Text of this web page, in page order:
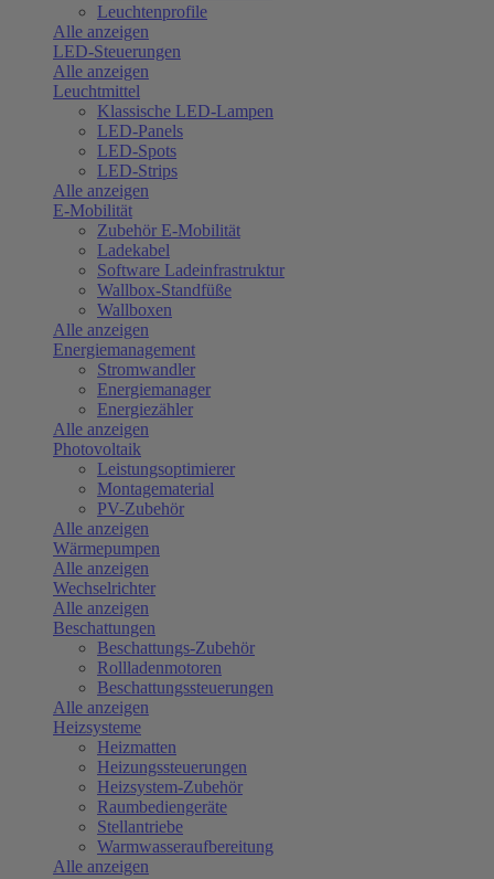
Leuchtenprofile
Alle anzeigen
LED-Steuerungen
Alle anzeigen
Leuchtmittel
Klassische LED-Lampen
LED-Panels
LED-Spots
LED-Strips
Alle anzeigen
E-Mobilität
Zubehör E-Mobilität
Ladekabel
Software Ladeinfrastruktur
Wallbox-Standfüße
Wallboxen
Alle anzeigen
Energiemanagement
Stromwandler
Energiemanager
Energiezähler
Alle anzeigen
Photovoltaik
Leistungsoptimierer
Montagematerial
PV-Zubehör
Alle anzeigen
Wärmepumpen
Alle anzeigen
Wechselrichter
Alle anzeigen
Beschattungen
Beschattungs-Zubehör
Rollladenmotoren
Beschattungssteuerungen
Alle anzeigen
Heizsysteme
Heizmatten
Heizungssteuerungen
Heizsystem-Zubehör
Raumbediengeräte
Stellantriebe
Warmwasseraufbereitung
Alle anzeigen